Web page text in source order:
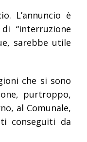
L’annuncio è
“interruzione
sarebbe utile
che si sono
purtroppo,
al Comunale,
conseguiti da